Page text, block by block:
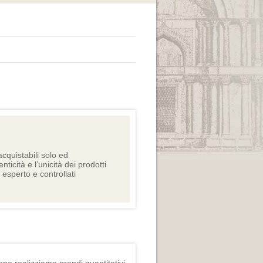
solo ed
e l’unicità dei prodotti
e controllati